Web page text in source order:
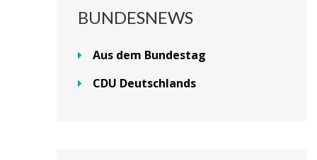
BUNDESNEWS
Aus dem Bundestag
CDU Deutschlands